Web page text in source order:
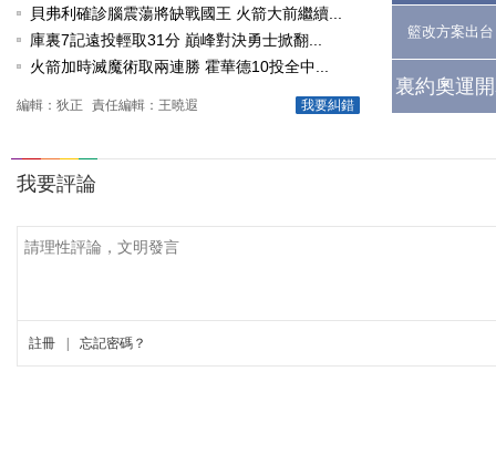
貝弗利確診腦震蕩將缺戰國王 火箭大前繼續...
庫裏7記遠投輕取31分 巔峰對決勇士掀翻...
火箭加時滅魔術取兩連勝 霍華德10投全中...
我要糾錯
編輯：狄正 責任編輯：王曉遐
籃改方案出台
裏約奧運